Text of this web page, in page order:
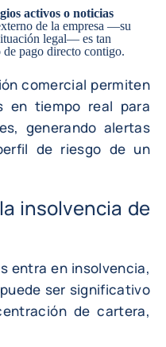
activos o noticias
de la empresa —su
legal— es tan
pago directo contigo.
comercial permiten
en tiempo real para
generando alertas
de riesgo de un
insolvencia de
entra en insolvencia,
ser significativo
de cartera,